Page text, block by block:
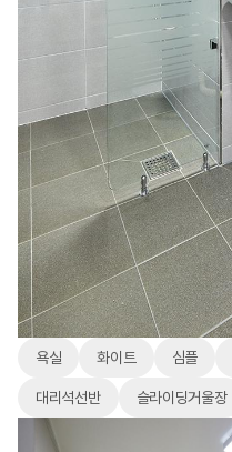
욕실 화이트 심플
대리석선반 슬라이딩거울장